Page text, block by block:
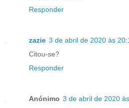
Responder
zazie 3 de abril de 2020 às
Citou-se?
Responder
Anónimo 3 de abril de 2020